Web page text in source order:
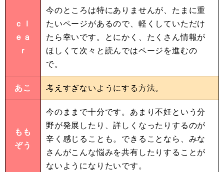
ｃｌ
ｅａ
ｒ
今のところは特にありませんが、たまに重
たいページがあるので、軽くしていただけ
たら幸いです。とにかく、たくさん情報が
ほしくて次々と読んではページを進むの
で。
あこ 考えすぎないようにする方法。
もも
ぞう
今のままで十分です。あまり不妊という分
野が発展したり、詳しくなったりするのが
辛く感じることも。できることなら、みな
さんがこんな悩みを共有したりすることが
ないようになりたいです。